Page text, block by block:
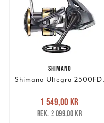
SHIMANO
Shimano Ultegra 2500FD.
Nuvarande pris
1 549,00 krTidigare pris
2 099,00 kr
1 549,00 kr
2 099,00 kr